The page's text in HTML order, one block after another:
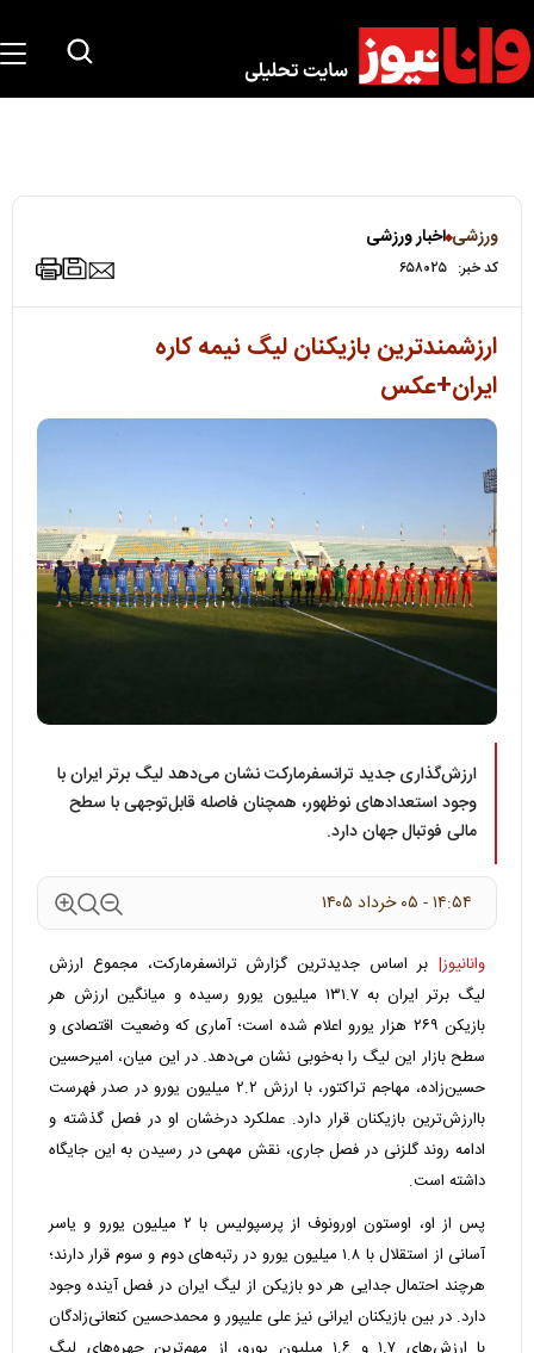
ورزشی اخبار ورزشی
کد خبر: ۶۵۸۰۲۵
ارزشمندترین بازیکنان لیگ نیمه کاره
ایران+عکس
ارزش‌گذاری جدید ترانسفرمارکت نشان می‌دهد لیگ برتر ایران با
وجود استعدادهای نوظهور، همچنان فاصله قابل‌توجهی با سطح
مالی فوتبال جهان دارد.
۱۴:۵۴ - ۰۵ خرداد ۱۴۰۵
وانانیوز| بر اساس جدیدترین گزارش ترانسفرمارکت، مجموع ارزش
لیگ برتر ایران به ۱۳۱.۷ میلیون یورو رسیده و میانگین ارزش هر
بازیکن ۲۶۹ هزار یورو اعلام شده است؛ آماری که وضعیت اقتصادی و
سطح بازار این لیگ را به‌خوبی نشان می‌دهد. در این میان، امیرحسین
حسین‌زاده، مهاجم تراکتور، با ارزش ۲.۲ میلیون یورو در صدر فهرست
باارزش‌ترین بازیکنان قرار دارد. عملکرد درخشان او در فصل گذشته و
ادامه روند گلزنی در فصل جاری، نقش مهمی در رسیدن به این جایگاه
داشته است.
پس از او، اوستون اورونوف از پرسپولیس با ۲ میلیون یورو و یاسر
آسانی از استقلال با ۱.۸ میلیون یورو در رتبه‌های دوم و سوم قرار دارند؛
هرچند احتمال جدایی هر دو بازیکن از لیگ ایران در فصل آینده وجود
دارد. در بین بازیکنان ایرانی نیز علی علیپور و محمدحسین کنعانی‌زادگان